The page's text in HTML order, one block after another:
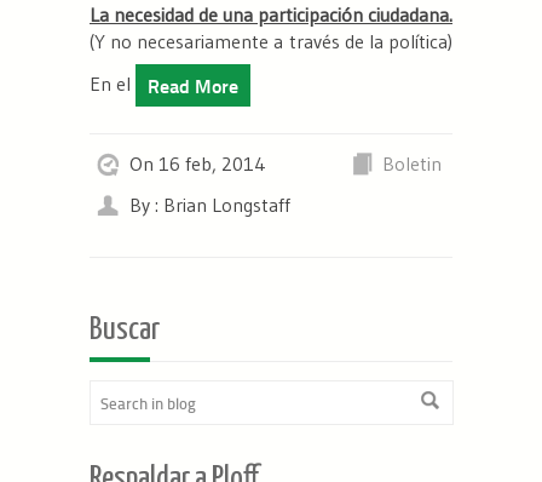
La necesidad de una participación ciudadana.
(Y no necesariamente a través de la política)
En el
Read More
On 16 feb, 2014
Boletin
By : Brian Longstaff
Buscar